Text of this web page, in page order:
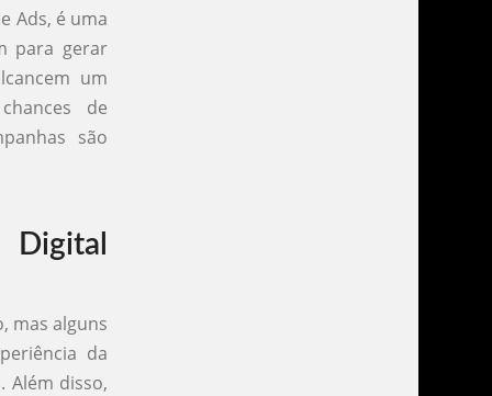
Ads, é uma
para gerar
um
de
são
mas alguns
da
Além disso,